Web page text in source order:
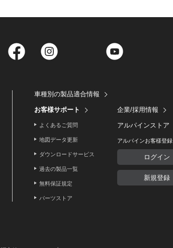
Facebook Twitter
車種別の製品適合情報
お客様サポート
よくあるご質問
地図データ更新
ダウンロードサービス
過去の製品一覧
無料保証規定
パーツストア
企業/採用情報
アルパインストア
アルパインお客様登録
ログイン
新規登録